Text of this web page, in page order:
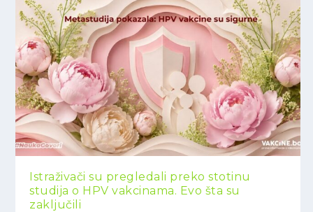
Istraživači su pregledali preko stotinu
studija o HPV vakcinama. Evo šta su
zaključili